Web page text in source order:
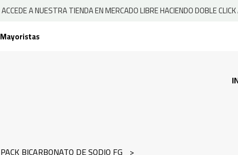
ACCEDE A NUESTRA TIENDA EN MERCADO LIBRE HACIENDO DOBLE
Mayoristas
PACK BICARBONATO DE SODIO FG